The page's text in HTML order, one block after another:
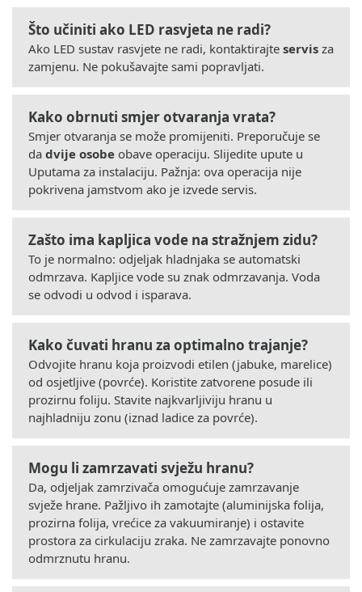
Što učiniti ako LED rasvjeta ne radi?
Ako LED sustav rasvjete ne radi, kontaktirajte servis za
zamjenu. Ne pokušavajte sami popravljati.
Kako obrnuti smjer otvaranja vrata?
Smjer otvaranja se može promijeniti. Preporučuje se
da dvije osobe obave operaciju. Slijedite upute u
Uputama za instalaciju. Pažnja: ova operacija nije
pokrivena jamstvom ako je izvede servis.
Zašto ima kapljica vode na stražnjem zidu?
To je normalno: odjeljak hladnjaka se automatski
odmrzava. Kapljice vode su znak odmrzavanja. Voda
se odvodi u odvod i isparava.
Kako čuvati hranu za optimalno trajanje?
Odvojite hranu koja proizvodi etilen (jabuke, marelice)
od osjetljive (povrće). Koristite zatvorene posude ili
prozirnu foliju. Stavite najkvarljiviju hranu u
najhladniju zonu (iznad ladice za povrće).
Mogu li zamrzavati svježu hranu?
Da, odjeljak zamrzivača omogućuje zamrzavanje
svježe hrane. Pažljivo ih zamotajte (aluminijska folija,
prozirna folija, vrećice za vakuumiranje) i ostavite
prostora za cirkulaciju zraka. Ne zamrzavajte ponovno
odmrznutu hranu.